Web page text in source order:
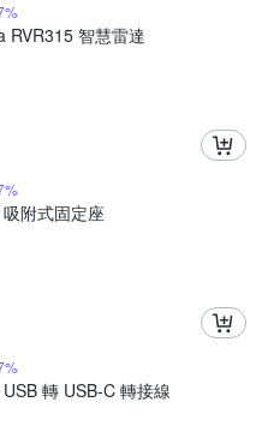
RVR315 智慧雷達
附式固定座
轉 USB-C 轉接線